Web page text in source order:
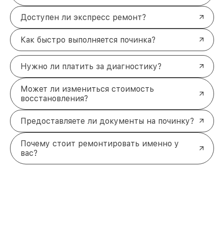
Доступен ли экспресс ремонт?
Как быстро выполняется починка?
Нужно ли платить за диагностику?
Может ли измениться стоимость
восстановления?
Предоставляете ли документы на починку?
Почему стоит ремонтировать именно у
вас?